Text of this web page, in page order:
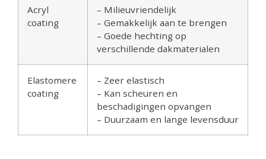
Acryl
coating
– Milieuvriendelijk
– Gemakkelijk aan te brengen
– Goede hechting op
verschillende dakmaterialen
Elastomere
coating
– Zeer elastisch
– Kan scheuren en
beschadigingen opvangen
– Duurzaam en lange levensduur